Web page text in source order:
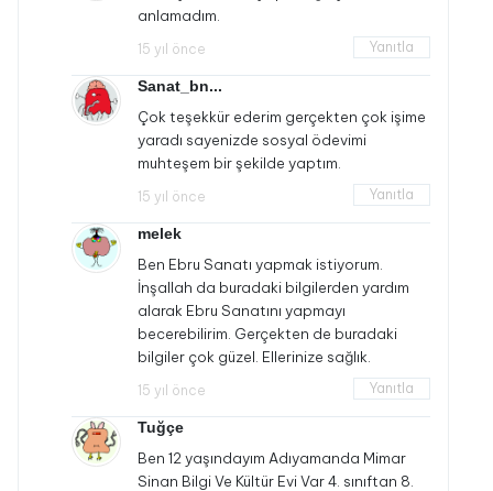
anlamadım.
15 yıl önce Yanıtla
Sanat_bn...
Çok teşekkür ederim gerçekten çok işime
yaradı sayenizde sosyal ödevimi
muhteşem bir şekilde yaptım.
15 yıl önce Yanıtla
melek
Ben Ebru Sanatı yapmak istiyorum.
İnşallah da buradaki bilgilerden yardım
alarak Ebru Sanatını yapmayı
becerebilirim. Gerçekten de buradaki
bilgiler çok güzel. Ellerinize sağlık.
15 yıl önce Yanıtla
Tuğçe
Ben 12 yaşındayım Adıyamanda Mimar
Sinan Bilgi Ve Kültür Evi Var 4. sınıftan 8.